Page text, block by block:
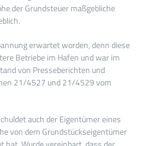
der Grundsteuer maßgebliche
erwartet worden, denn diese
Betriebe im Hafen und war im
von Presseberichten und
21/4527 und 21/4529 vom
auch der Eigentümer eines
von dem Grundstückseigentümer